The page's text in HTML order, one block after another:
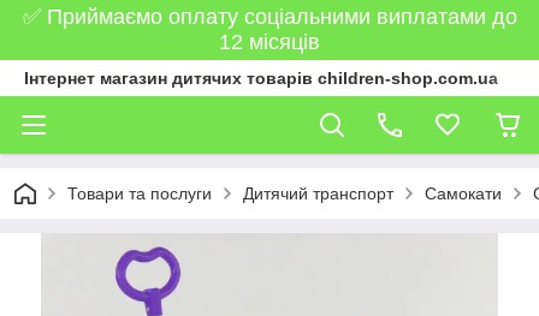
✅ Приймаємо оплату соціальними виплатами до
12 місяців
Інтернет магазин дитячих товарів children-shop.com.ua
Товари та послуги Дитячий транспорт Самокати